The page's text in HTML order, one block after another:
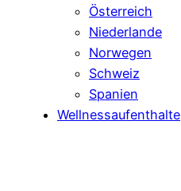
Österreich
Niederlande
Norwegen
Schweiz
Spanien
Wellnessaufenthalte